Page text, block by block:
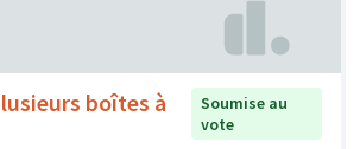
boîtes à
Soumise au
vote